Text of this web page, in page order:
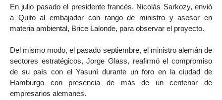
En julio pasado el presidente francés, Nicolás Sarkozy, envió
a Quito al embajador con rango de ministro y asesor en
materia ambiental, Brice Lalonde, para observar el proyecto.
Del mismo modo, el pasado septiembre, el ministro alemán de
sectores estratégicos, Jorge Glass, reafirmó el compromiso
de su país con el Yasuní durante un foro en la ciudad de
Hamburgo con presencia de más de un centenar de
empresarios alemanes.